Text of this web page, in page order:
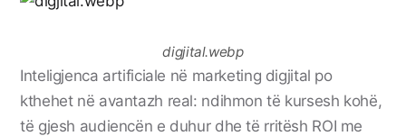
digjital.webp
Inteligjenca artificiale në marketing digjital po
kthehet në avantazh real: ndihmon të kursesh kohë,
të gjesh audiencën e duhur dhe të rritësh ROI me